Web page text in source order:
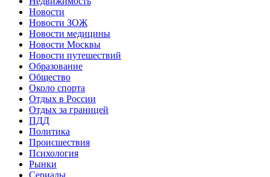
Новости
Новости ЗОЖ
Новости медицины
Новости Москвы
Новости путешествий
Образование
Общество
Около спорта
Отдых в России
Отдых за границей
ПДД
Политика
Происшествия
Психология
Рынки